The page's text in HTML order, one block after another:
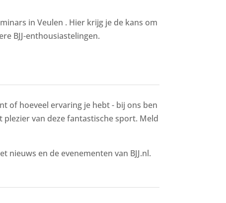
in Veulen . Hier krijg je de kans om
BJJ-enthousiastelingen.
of hoeveel ervaring je hebt - bij ons ben
plezier van deze fantastische sport. Meld
en de evenementen van BJJ.nl.